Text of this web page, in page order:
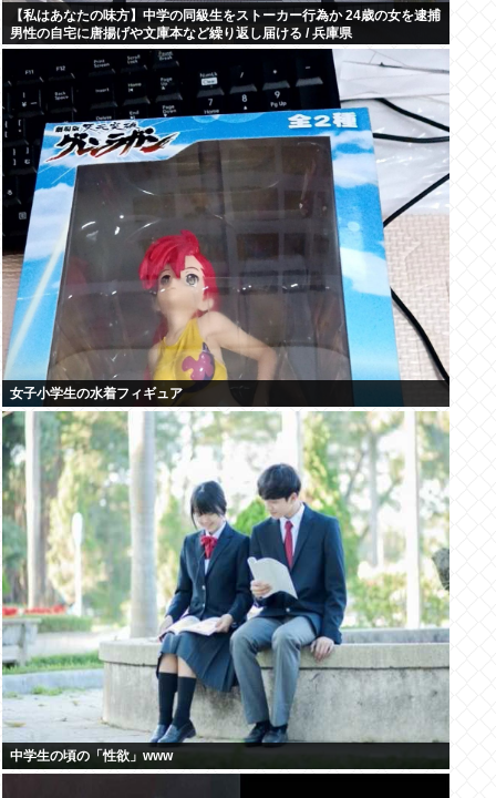
【私はあなたの味方】中学の同級生をストーカー行為か 24歳の女を逮捕
男性の自宅に唐揚げや文庫本など繰り返し届ける / 兵庫県
女子小学生の水着フィギュア
中学生の頃の「性欲」www